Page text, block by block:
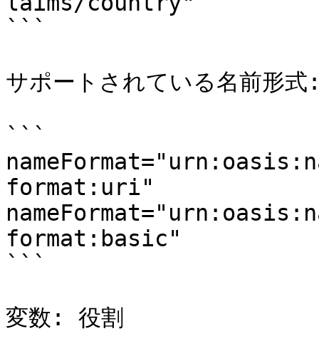
```
サポートされている名前形
```
format:uri"
format:basic"
```
変数: 役割